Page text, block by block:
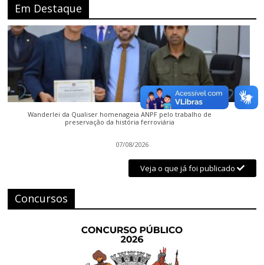
Em Destaque
Wanderlei da Qualiser homenageia ANPF pelo trabalho de
preservação da história ferroviária
07/08/2026
Veja o que já foi publicado
Concursos